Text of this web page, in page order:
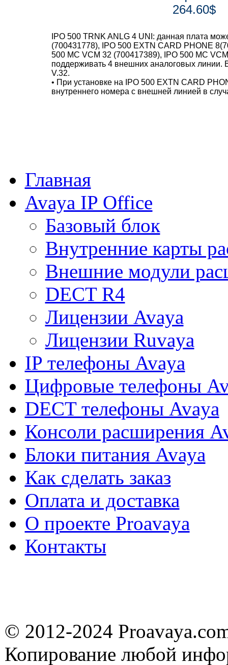
264.60$
IPO 500 TRNK ANLG 4 UNI: данная плата
(700431778), IPO 500 EXTN CARD PHONE
500 MC VCM 32 (700417389), IPO 500 MC
поддерживать 4 внешних аналоговых линии.
V.32.
• При установке на IPO 500 EXTN CARD
внутреннего номера с внешней линией в
Главная
Avaya IP Office
Базовый блок
Внутренние карты
Внешние модули
DECT R4
Лицензии Avaya
Лицензии Ruvaya
IP телефоны Avaya
Цифровые телефоны
DECT телефоны Avaya
Консоли расширения
Блоки питания Avaya
Как сделать заказ
Оплата и доставка
О проекте Proavaya
Контакты
© 2012-2024
Копирование любой